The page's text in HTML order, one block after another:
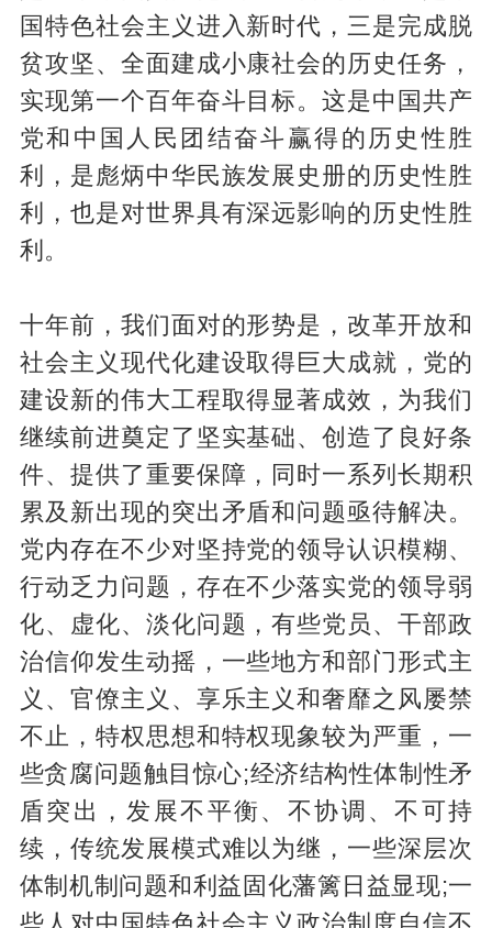
国特色社会主义进入新时代，三是完成脱
贫攻坚、全面建成小康社会的历史任务，
实现第一个百年奋斗目标。这是中国共产
党和中国人民团结奋斗赢得的历史性胜
利，是彪炳中华民族发展史册的历史性胜
利，也是对世界具有深远影响的历史性胜
利。
十年前，我们面对的形势是，改革开放和
社会主义现代化建设取得巨大成就，党的
建设新的伟大工程取得显著成效，为我们
继续前进奠定了坚实基础、创造了良好条
件、提供了重要保障，同时一系列长期积
累及新出现的突出矛盾和问题亟待解决。
党内存在不少对坚持党的领导认识模糊、
行动乏力问题，存在不少落实党的领导弱
化、虚化、淡化问题，有些党员、干部政
治信仰发生动摇，一些地方和部门形式主
义、官僚主义、享乐主义和奢靡之风屡禁
不止，特权思想和特权现象较为严重，一
些贪腐问题触目惊心;经济结构性体制性矛
盾突出，发展不平衡、不协调、不可持
续，传统发展模式难以为继，一些深层次
体制机制问题和利益固化藩篱日益显现;一